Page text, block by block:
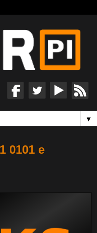
▼
0101 e